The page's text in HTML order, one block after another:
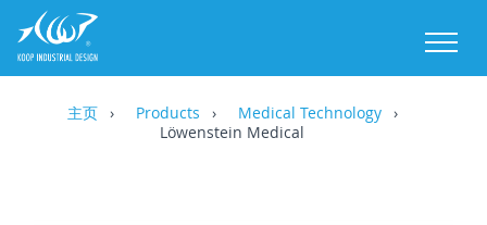
主页 Products
Medical Technology
Löwenstein Medical